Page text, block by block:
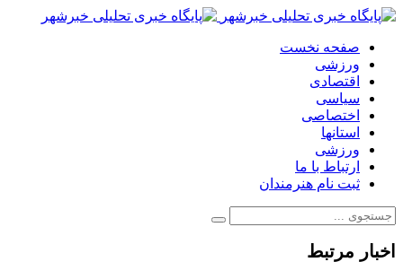
صفحه نخست
ورزشی
اقتصادی
سیاسی
اختصاصی
استانها
ورزشی
ارتباط با ما
ثبت نام هنرمندان
اخبار مرتبط